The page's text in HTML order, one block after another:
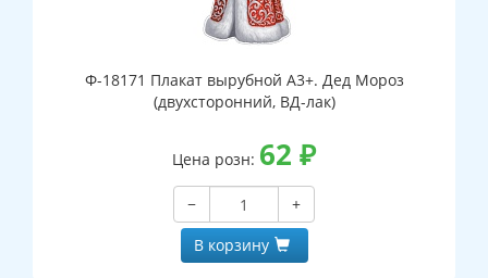
Ф-18171 Плакат вырубной А3+. Дед Мороз
(двухсторонний, ВД-лак)
Цена розн: 62 ₽
−
+
В корзину